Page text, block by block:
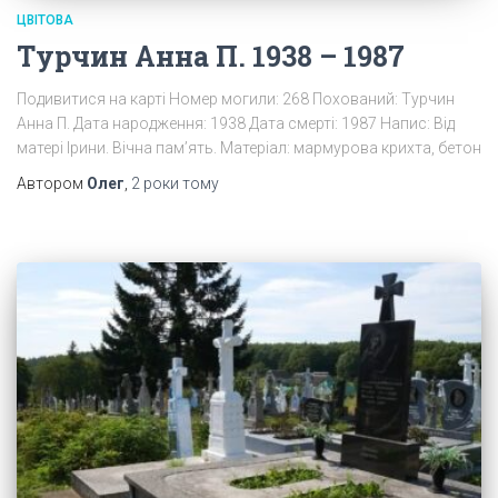
ЦВІТОВА
Турчин Анна П. 1938 – 1987
Подивитися на карті Номер могили: 268 Похований: Турчин
Анна П. Дата народження: 1938 Дата смерті: 1987 Напис: Від
матері Ірини. Вічна пам’ять. Матеріал: мармурова крихта, бетон
Автором Олег, 2 роки тому